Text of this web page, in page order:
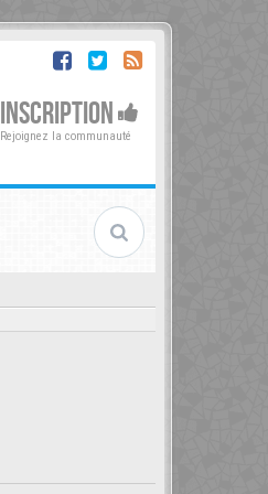
INSCRIPTION
Rejoignez la communauté